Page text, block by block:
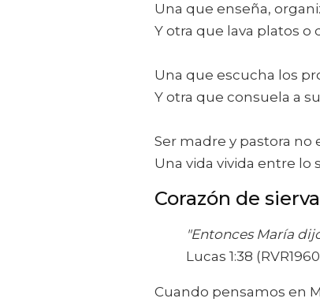
Una que enseña,
Y otra que lava platos
Una que escucha los
Y otra que consuela a
Ser madre y pastora no
Una vida vivida entre lo
Corazón de
"Entonces María
Lucas 1:38
Cuando pensamos en